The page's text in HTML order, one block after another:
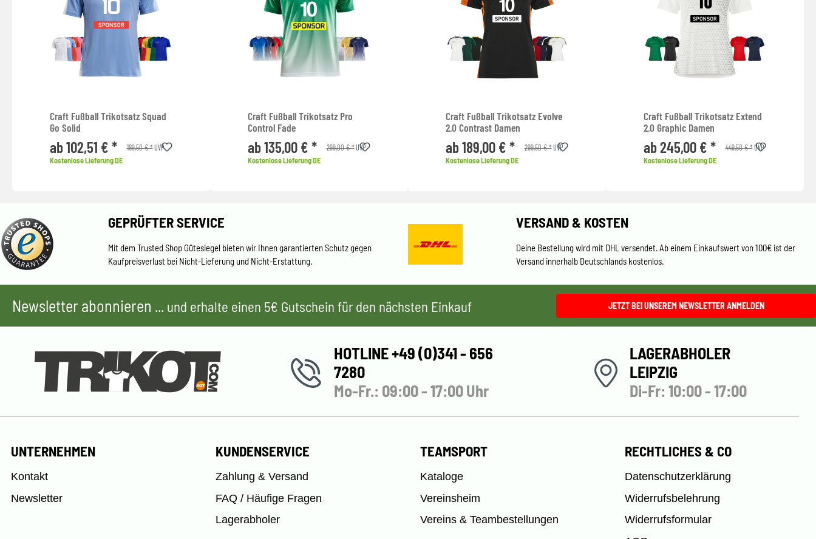
Craft Fußball Trikotsatz Squad
Go Solid
ab 102,51 € * 189,50 € *UVP
Kostenlose Lieferung DE
Craft Fußball Trikotsatz Pro
Control Fade
ab 135,00 € * 299,00 € *UVP
Kostenlose Lieferung DE
Craft Fußball Trikotsatz Evolve
2.0 Contrast Damen
ab 189,00 € * 299,50 € *UVP
Kostenlose Lieferung DE
Craft Fußball Trikotsatz Extend
2.0 Graphic Damen
ab 245,00 € * 449,50 € *UVP
Kostenlose Lieferung DE
GEPRÜFTER SERVICE
Mit dem Trusted Shop Gütesiegel bieten wir Ihnen garantierten Schutz gegen
Kaufpreisverlust bei Nicht-Lieferung und Nicht-Erstattung.
VERSAND & KOSTEN
Deine Bestellung wird mit DHL versendet. Ab einem Einkaufswert von 100€ ist der
Versand innerhalb Deutschlands kostenlos.
Newsletter abonnieren ... und erhalte einen 5€ Gutschein für den nächsten Einkauf JETZT BEI UNSEREM NEWSLETTER ANMELDEN
HOTLINE +49 (0)341 - 656
7280
Mo-Fr.: 09:00 - 17:00 Uhr
LAGERABHOLER
LEIPZIG
Di-Fr: 10:00 - 17:00
UNTERNEHMEN
Kontakt
Newsletter
KUNDENSERVICE
Zahlung & Versand
FAQ / Häufige Fragen
Lagerabholer
TEAMSPORT
Kataloge
Vereinsheim
Vereins & Teambestellungen
RECHTLICHES & CO
Datenschutzerklärung
Widerrufsbelehrung
Widerrufsformular